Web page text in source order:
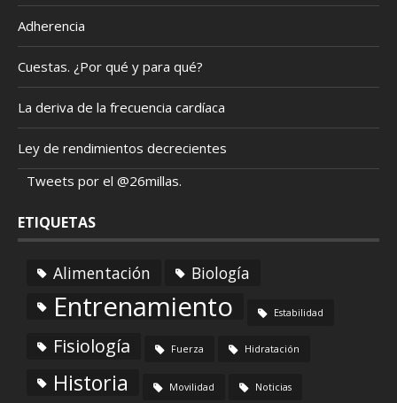
Adherencia
Cuestas. ¿Por qué y para qué?
La deriva de la frecuencia cardíaca
Ley de rendimientos decrecientes
Tweets por el @26millas.
ETIQUETAS
Alimentación Biología
Entrenamiento Estabilidad
Fisiología Fuerza Hidratación
Historia Movilidad Noticias